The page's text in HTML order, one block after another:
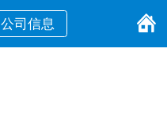
公司信息